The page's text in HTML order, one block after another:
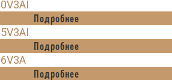
Подробнее
Подробнее
Подробнее